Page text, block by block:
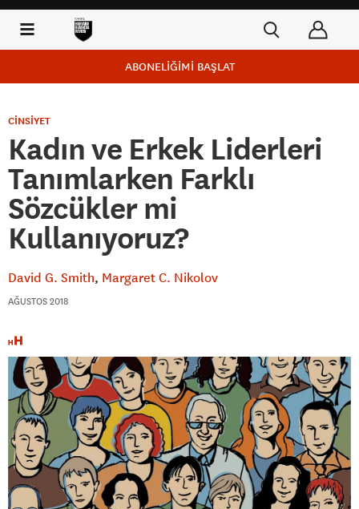
ABONELİĞİMİ BAŞLAT
CİNSİYET
Kadın ve Erkek Liderleri
Tanımlarken Farklı
Sözcükler mi
Kullanıyoruz?
David G. Smith Margaret C. Nikolov
AĞUSTOS 2018